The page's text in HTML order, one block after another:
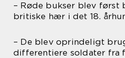
– Røde bukser blev først
britiske hær i det 18.
– De blev oprindeligt
differentiere soldater fra